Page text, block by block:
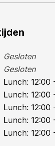
en
Voor de
pièce.
en
runt
Gesloten
Gesloten
Lunch: 12:00
Lunch: 12:00
Lunch: 12:00
Lunch: 12:00
Lunch: 12:00